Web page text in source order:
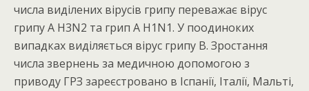
числа виділених вірусів грипу переважає вірус
грипу А Н3N2 та грип А Н1N1. У поодиноких
випадках виділяється вірус грипу В. Зростання
числа звернень за медичною допомогою з
приводу ГРЗ зареєстровано в Іспанії, Італії, Мальті,